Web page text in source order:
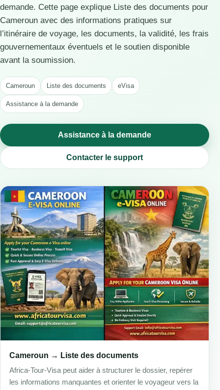
demande. Cette page explique Liste des documents pour
Cameroun avec des informations pratiques sur
l’itinéraire de voyage, les documents, la validité, les frais
gouvernementaux éventuels et le soutien disponible
avant la soumission.
Cameroun Liste des documents eVisa
Assistance à la demande
Assistance à la demande
Contacter le support
Cameroun → Liste des documents
Africa-Tour-Visa peut aider à structurer le dossier, repérer
les informations manquantes et orienter le voyageur vers la